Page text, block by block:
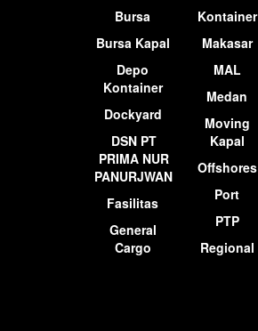
Bursa
Bursa Kapal
Depo
Kontainer
Dockyard
DSN PT
PRIMA NUR
PANURJWAN
Fasilitas
General
Cargo
Kontainer
Makasar
MAL
Medan
Moving
Kapal
Offshores
Port
PTP
Regional